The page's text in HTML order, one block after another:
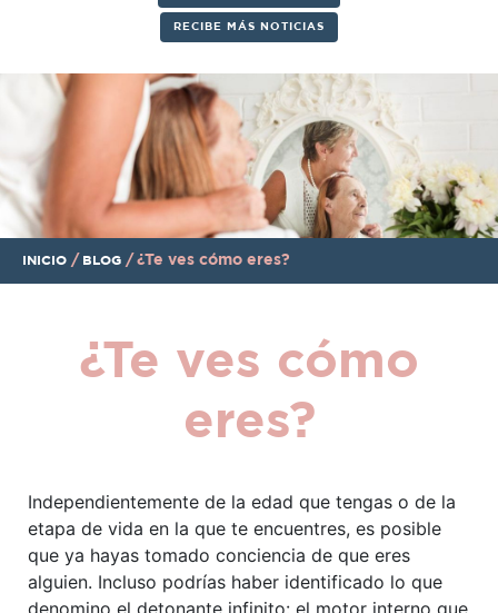
RECIBE MÁS NOTICIAS
INICIO / BLOG / ¿Te ves cómo eres?
¿Te ves cómo
eres?
Independientemente de la edad que tengas o de la
etapa de vida en la que te encuentres, es posible
que ya hayas tomado conciencia de que eres
alguien. Incluso podrías haber identificado lo que
denomino el detonante infinito: el motor interno que